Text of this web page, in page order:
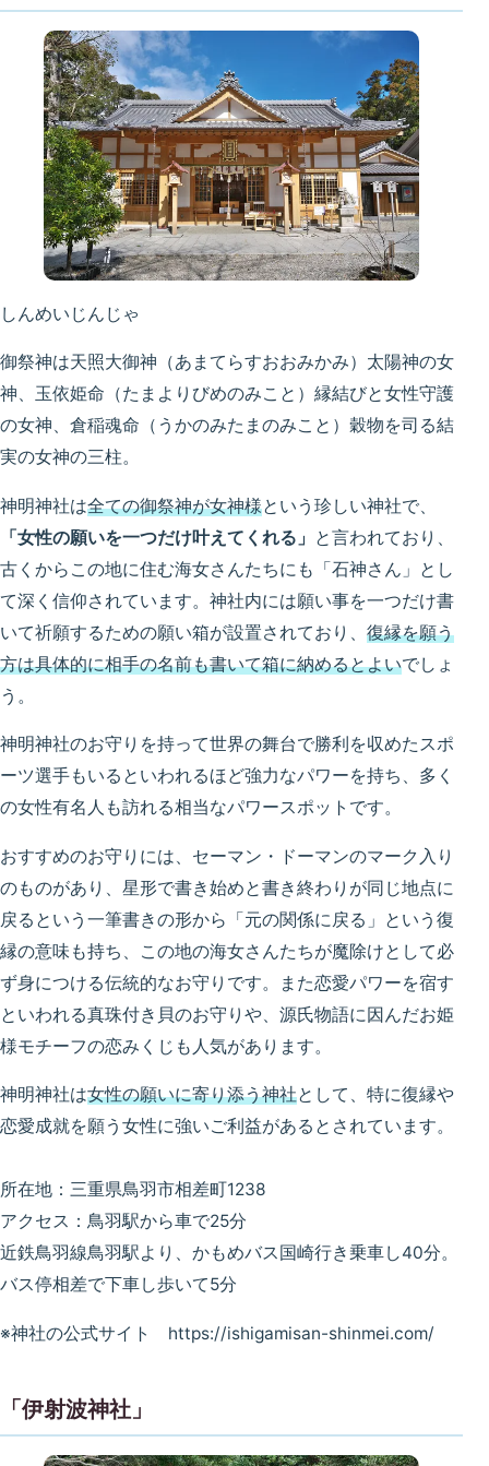
しんめいじんじゃ
御祭神は天照大御神（あまてらすおおみかみ）太陽神の女
神、玉依姫命（たまよりびめのみこと）縁結びと女性守護
の女神、倉稲魂命（うかのみたまのみこと）穀物を司る結
実の女神の三柱。
神明神社は全ての御祭神が女神様という珍しい神社で、
「女性の願いを一つだけ叶えてくれる」 と言われており、
古くからこの地に住む海女さんたちにも「石神さん」とし
て深く信仰されています。神社内には願い事を一つだけ書
いて祈願するための願い箱が設置されており、 復縁を願う
方は具体的に相手の名前も書いて箱に納めるとよいでしょ
う。
神明神社のお守りを持って世界の舞台で勝利を収めたスポ
ーツ選手もいるといわれるほど強力なパワーを持ち、多く
の女性有名人も訪れる相当なパワースポットです。
おすすめのお守りには、セーマン・ドーマンのマーク入り
のものがあり、星形で書き始めと書き終わりが同じ地点に
戻るという一筆書きの形から「元の関係に戻る」という復
縁の意味も持ち、この地の海女さんたちが魔除けとして必
ず身につける伝統的なお守りです。また恋愛パワーを宿す
といわれる真珠付き貝のお守りや、源氏物語に因んだお姫
様モチーフの恋みくじも人気があります。
神明神社は女性の願いに寄り添う神社として、特に復縁や
恋愛成就を願う女性に強いご利益があるとされています。
所在地：三重県鳥羽市相差町1238
アクセス：鳥羽駅から車で25分
近鉄鳥羽線鳥羽駅より、かもめバス国崎行き乗車し40分。
バス停相差で下車し歩いて5分
※神社の公式サイト https://ishigamisan-shinmei.com/
「伊射波神社」